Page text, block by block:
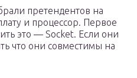
претендентов на
и процессор. Первое
это — Socket. Если они
что они совместимы на